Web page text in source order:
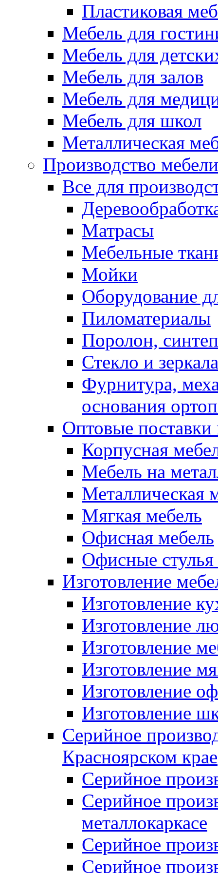
Пластиковая
Мебель для
Мебель для
Мебель для залов
Мебель для
Мебель для школ
Металлическая
Производство мебели
Все для
Матрасы
Мебельные
Мойки
Оборудование
Пиломатериалы
Поролон,
Стекло и зеркала
Фурнитура,
основания
Оптовые поставки
Корпусная
Мебель на
Металлическая
Мягкая мебель
Офисная мебель
Офисные стулья
Изготовление
Изготовление
Изготовление
Изготовление
Изготовление
Изготовление
Изготовление
Серийное
Красноярском крае
Серийное
Серийное
металлокаркасе
Серийное
Серийное